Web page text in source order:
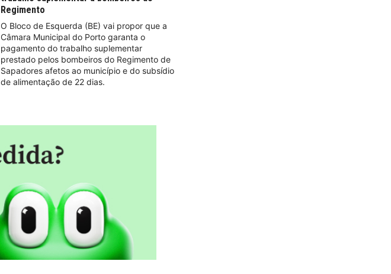
Regimento
O Bloco de Esquerda (BE) vai propor que a
Câmara Municipal do Porto garanta o
pagamento do trabalho suplementar
prestado pelos bombeiros do Regimento de
Sapadores afetos ao município e do subsídio
de alimentação de 22 dias.